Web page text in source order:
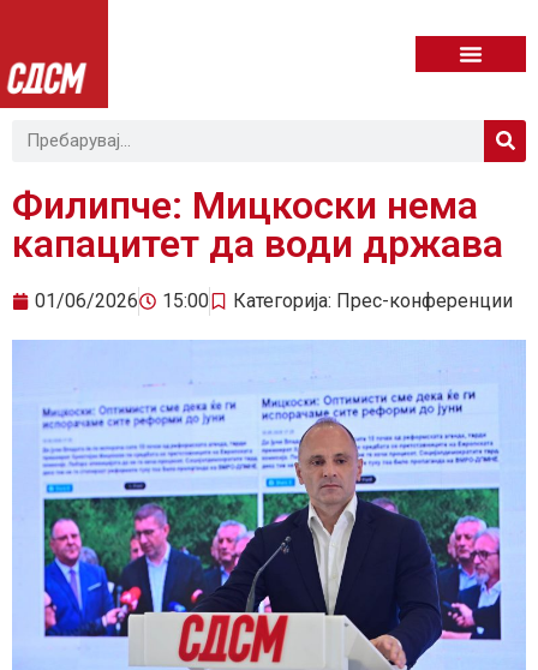
Филипче: Мицкоски нема
капацитет да води држава
01/06/2026 15:00 Категорија: Прес-конференции